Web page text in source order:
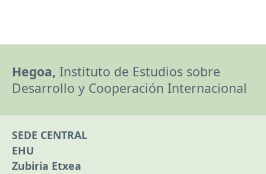
Hegoa, Instituto de Estudios sobre
Desarrollo y Cooperación Internacional
SEDE CENTRAL
EHU
Zubiria Etxea